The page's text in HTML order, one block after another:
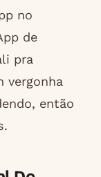
no
de
pra
vergonha
então